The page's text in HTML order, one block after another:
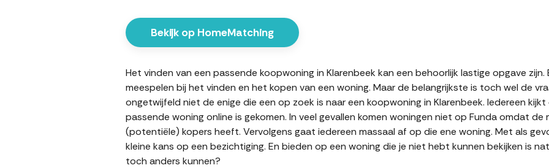
Bekijk op HomeMatching
Het vinden van een passende koopwoning in Klarenbeek kan een behoorlijk lastige opgave
meespelen bij het vinden en het kopen van een woning. Maar de belangrijkste is toch wel de
ongetwijfeld niet de enige die een op zoek is naar een koopwoning in Klarenbeek. Iedereen
passende woning online is gekomen. In veel gevallen komen woningen niet op Funda omdat de
(potentiële) kopers heeft. Vervolgens gaat iedereen massaal af op die ene woning. Met als
kleine kans op een bezichtiging. En bieden op een woning die je niet hebt kunnen bekijken is
toch anders kunnen?